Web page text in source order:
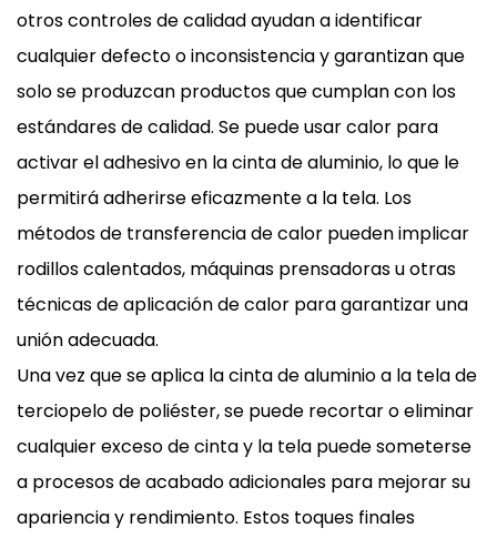
otros controles de calidad ayudan a identificar
cualquier defecto o inconsistencia y garantizan que
solo se produzcan productos que cumplan con los
estándares de calidad. Se puede usar calor para
activar el adhesivo en la cinta de aluminio, lo que le
permitirá adherirse eficazmente a la tela. Los
métodos de transferencia de calor pueden implicar
rodillos calentados, máquinas prensadoras u otras
técnicas de aplicación de calor para garantizar una
unión adecuada.
Una vez que se aplica la cinta de aluminio a la tela de
terciopelo de poliéster, se puede recortar o eliminar
cualquier exceso de cinta y la tela puede someterse
a procesos de acabado adicionales para mejorar su
apariencia y rendimiento. Estos toques finales